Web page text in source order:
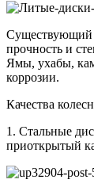
Существующий
прочность и
Ямы, ухабы,
коррозии.
Качества
1. Стальные
приоткрытый